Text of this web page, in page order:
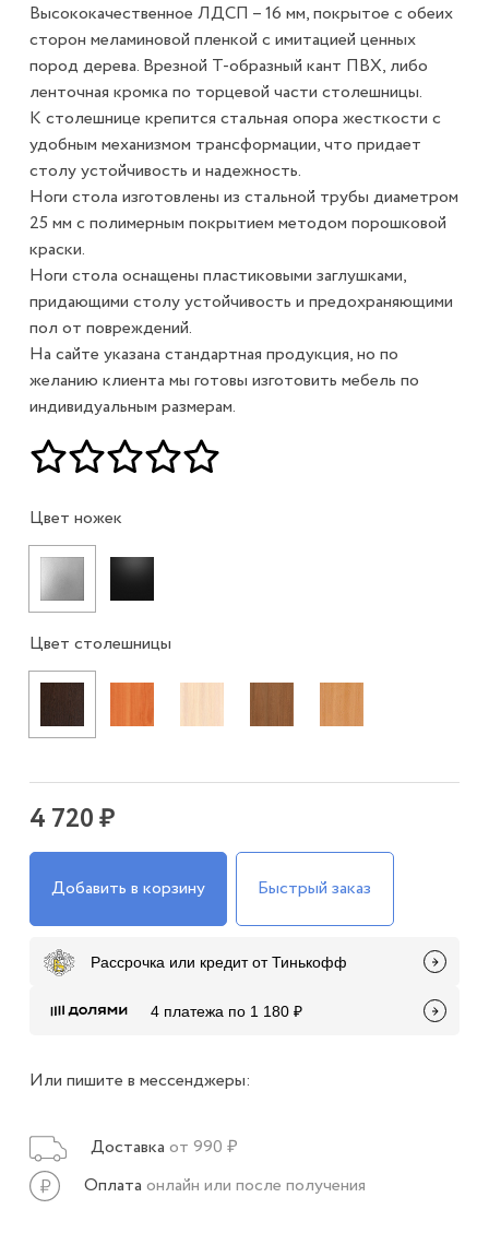
Высококачественное ЛДСП – 16 мм, покрытое с обеих
сторон меламиновой пленкой с имитацией ценных
пород дерева. Врезной Т-образный кант ПВХ, либо
ленточная кромка по торцевой части столешницы.
К столешнице крепится стальная опора жесткости с
удобным механизмом трансформации, что придает
столу устойчивость и надежность.
Ноги стола изготовлены из стальной трубы диаметром
25 мм с полимерным покрытием методом порошковой
краски.
Ноги стола оснащены пластиковыми заглушками,
придающими столу устойчивость и предохраняющими
пол от повреждений.
На сайте указана стандартная продукция, но по
желанию клиента мы готовы изготовить мебель по
индивидуальным размерам.
Цвет ножек
Цвет столешницы
4 720 ₽
Добавить в корзину Быстрый заказ
Рассрочка или кредит от Тинькофф
4 платежа по 1 180 ₽
Или пишите в мессенджеры:
Доставка от 990 ₽
Оплата онлайн или после получения